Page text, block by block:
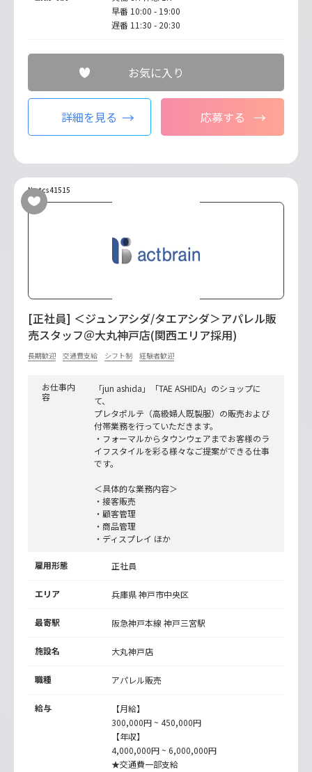
早番 10:00 - 19:00
遅番 11:30 - 20:30
お気に入り
詳細を見る 応募する
No.tcs41515
[正社員] ＜ジュンアシダ/タエアシダ＞アパレル販
売スタッフ＠大丸神戸店(関西エリア採用)
長期歓迎 交通費支給 シフト制 経験者歓迎
お仕事内
容
「jun ashida」「TAE ASHIDA」のショップに
て、
プレタポルテ（高級婦人既製服）の販売および
付帯業務を行っていただきます。
・フォーマルからタウンウェアまでお客様のラ
イフスタイルを彩る様々なご提案ができる仕事
です。
＜具体的な業務内容＞
・接客販売
・顧客管理
・商品管理
・ディスプレイ ほか
雇用形態 正社員
エリア 兵庫県 神戸市中央区
最寄駅 阪急神戸本線神戸三宮駅
施設名 大丸神戸店
職種 アパレル販売
給与
【月給】
300,000円 ~ 450,000円
【年収】
4,000,000円 ~ 6,000,000円
★交通費一部支給